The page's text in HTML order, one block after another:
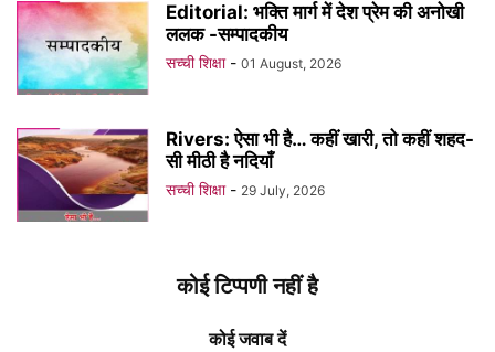
Editorial: भक्ति मार्ग में देश प्रेम की अनोखी
ललक -सम्पादकीय
सच्ची शिक्षा - 01 August, 2026
Rivers: ऐसा भी है… कहीं खारी, तो कहीं शहद-
सी मीठी है नदियाँ
सच्ची शिक्षा - 29 July, 2026
कोई टिप्पणी नहीं है
कोई जवाब दें